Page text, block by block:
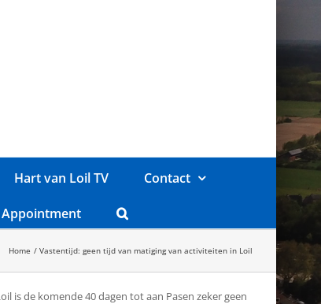
Hart van Loil TV Contact
Home Vastentijd: geen tijd van matiging van activiteiten in Loil
is de komende 40 dagen tot aan Pasen zeker geen